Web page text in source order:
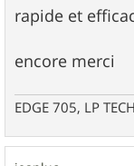
g
e
rapide et
encore merci
EDGE 705, LP